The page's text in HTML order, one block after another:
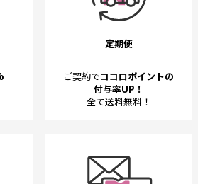
定期便
ご契約でココロポイントの
付与率UP！
全て送料無料！